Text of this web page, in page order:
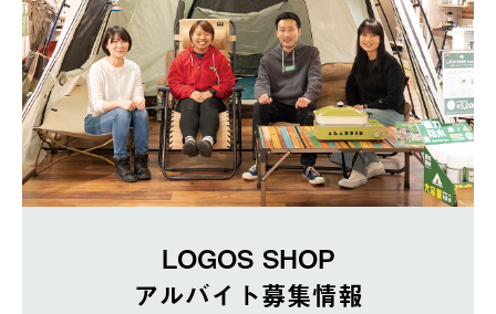
LOGOS SHOP
アルバイト募集情報